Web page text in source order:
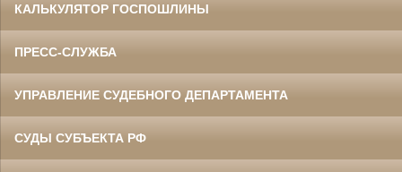
КАЛЬКУЛЯТОР ГОСПОШЛИНЫ
ПРЕСС-СЛУЖБА
УПРАВЛЕНИЕ СУДЕБНОГО ДЕПАРТАМЕНТА
СУДЫ СУБЪЕКТА РФ